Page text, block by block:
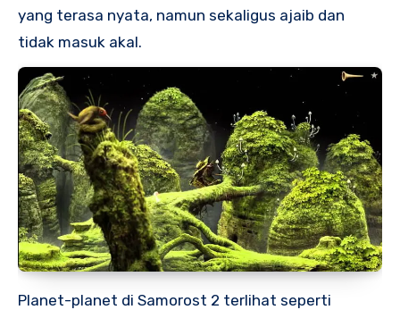
yang terasa nyata, namun sekaligus ajaib dan
tidak masuk akal.
Planet-planet di Samorost 2 terlihat seperti